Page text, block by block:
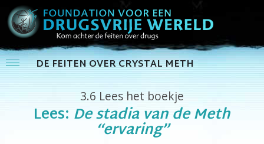
DE FEITEN OVER CRYSTAL METH
3.6 Lees het boekje
Lees: De stadia van de Meth
“ervaring”